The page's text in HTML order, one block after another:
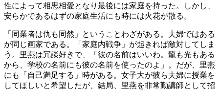
性によって相思相愛となり最後には家庭を持った。しかし、
安らかであるはずの家庭生活にも時には火花が散る。
「同業者は仇も同然」ということわざがある。夫婦ではある
が同じ画家である。「家庭内戦争」が起きれば敵対してしま
う。里燕は冗談好きで、「彼の名前はいいわ。龍も光もある
から、学校の名前にも彼の名前を使ったのよ」。だが、里燕
にも「自己満足する」時がある。女子大が彼ら夫婦に授業を
してほしいと希望したが、結局、里燕を非常勤講師として招